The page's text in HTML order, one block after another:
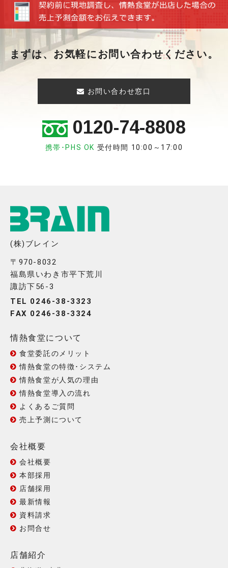
まずは、お気軽にお問い合わせください。
お問い合わせ窓口
0120-74-8808
携帯･PHS OK 受付時間 10:00～17:00
(株)ブレイン
〒970-8032
福島県いわき市平下荒川
諏訪下56-3
TEL 0246-38-3323
FAX 0246-38-3324
情熱食堂について
食堂委託のメリット
情熱食堂の特徴･システム
情熱食堂が人気の理由
情熱食堂導入の流れ
よくあるご質問
売上予測について
会社概要
会社概要
本部採用
店舗採用
最新情報
資料請求
お問合せ
店舗紹介